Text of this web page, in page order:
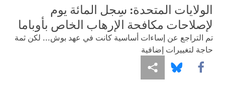
الولايات المتحدة: سِجل المائة يوم
لإصلاحات مكافحة الإرهاب الخاص بأوباما
تم التراجع عن إساءات أساسية كانت في عهد بوش... لكن ثمة
حاجة لتغييرات إضافية
Share this via Facebook
Share this via Bluesky
Share this via مشاركة